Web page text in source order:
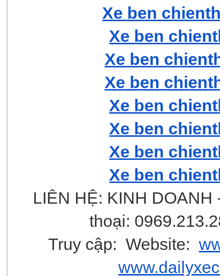
Xe ben
Xe ben
Xe ben
Xe ben
Xe ben
Xe ben
Xe ben
Xe ben
LIÊN HỆ: KINH
thoại:
Truy cập:  Website: